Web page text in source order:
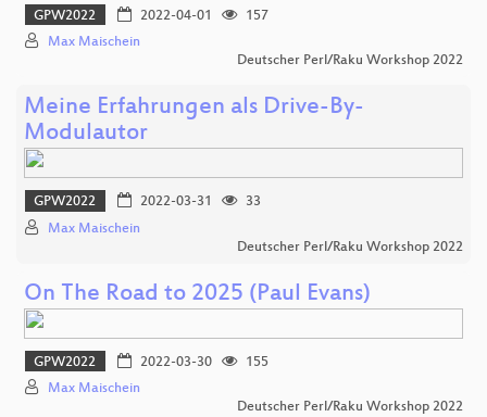
GPW2022 2022-04-01
157
Max Maischein
Deutscher Perl/Raku Workshop 2022
Meine Erfahrungen als Drive-By-
Modulautor
GPW2022 2022-03-31
33
Max Maischein
Deutscher Perl/Raku Workshop 2022
On The Road to 2025 (Paul Evans)
GPW2022 2022-03-30
155
Max Maischein
Deutscher Perl/Raku Workshop 2022